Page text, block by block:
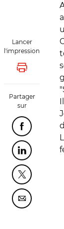
Lancer
l'impression
Lancer
Partager
sur
Partager
Partager
Partager
Partager